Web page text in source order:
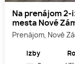
Na prenájom
mesta Nové
Prenájom, Nové
Izby